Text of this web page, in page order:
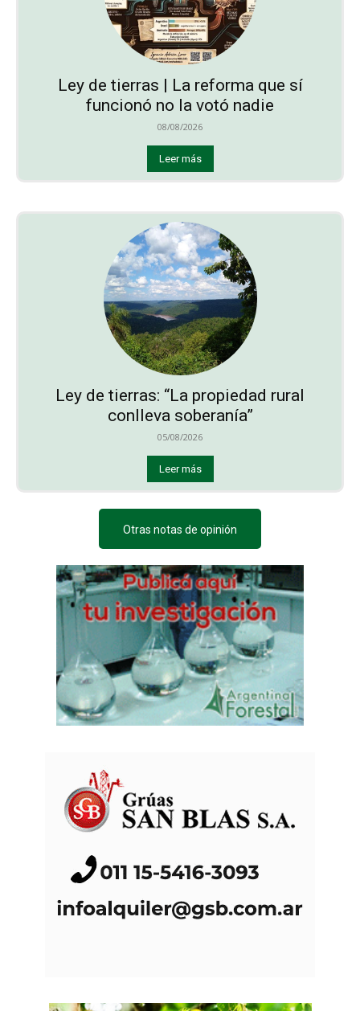
Ley de tierras | La reforma que sí
funcionó no la votó nadie
08/08/2026
Leer más
Ley de tierras: “La propiedad rural
conlleva soberanía”
05/08/2026
Leer más
Otras notas de opinión